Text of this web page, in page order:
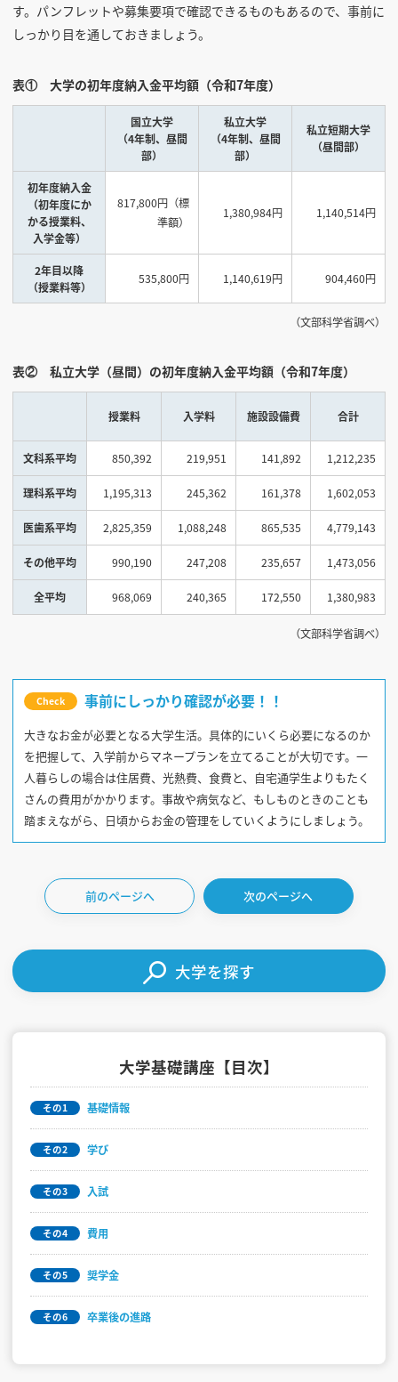
す。パンフレットや募集要項で確認できるものもあるので、事前に
しっかり目を通しておきましょう。
表① 大学の初年度納入金平均額（令和7年度）
国立大学
（4年制、昼間
部）
私立大学
（4年制、昼間
部）
私立短期大学
（昼間部）
初年度納入金
（初年度にか
かる授業料、
入学金等）
817,800円（標
準額）
1,380,984円 1,140,514円
2年目以降
（授業料等）
535,800円 1,140,619円 904,460円
（文部科学省調べ）
表② 私立大学（昼間）の初年度納入金平均額（令和7年度）
授業料 入学料 施設設備費 合計
文科系平均 850,392 219,951 141,892 1,212,235
理科系平均 1,195,313 245,362 161,378 1,602,053
医歯系平均 2,825,359 1,088,248 865,535 4,779,143
その他平均 990,190 247,208 235,657 1,473,056
全平均 968,069 240,365 172,550 1,380,983
（文部科学省調べ）
Check 事前にしっかり確認が必要！！
大きなお金が必要となる大学生活。具体的にいくら必要になるのか
を把握して、入学前からマネープランを立てることが大切です。一
人暮らしの場合は住居費、光熱費、食費と、自宅通学生よりもたく
さんの費用がかかります。事故や病気など、もしものときのことも
踏まえながら、日頃からお金の管理をしていくようにしましょう。
前のページへ 次のページへ
大学を探す
大学基礎講座【目次】
その1 基礎情報
その2 学び
その3 入試
その4 費用
その5 奨学金
その6 卒業後の進路